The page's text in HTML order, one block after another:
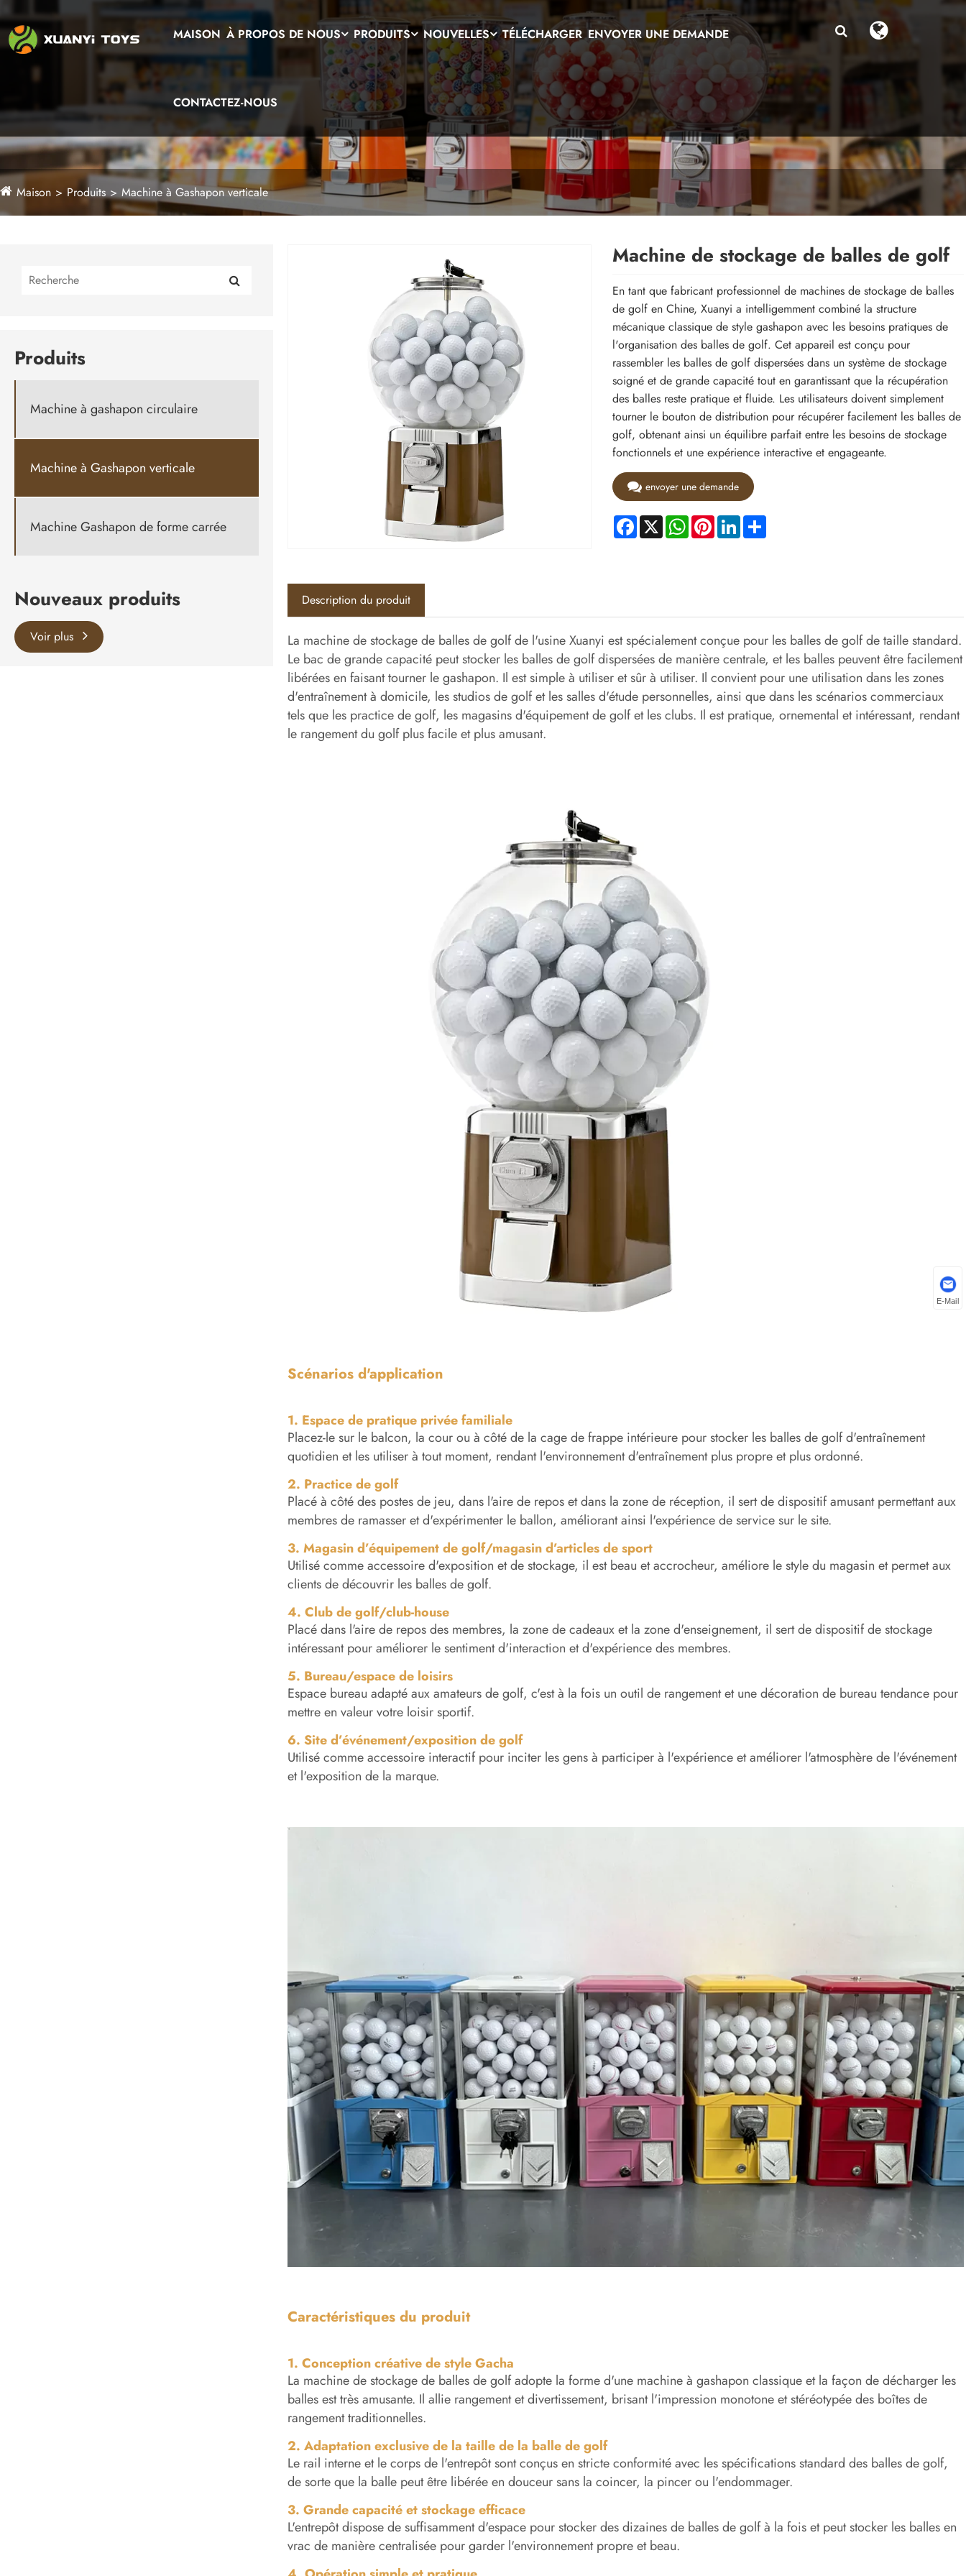
MAISON À PROPOS DE NOUS PRODUITS NOUVELLES TÉLÉCHARGER ENVOYER UNE DEMANDE
CONTACTEZ-NOUS
Maison Produits Machine à Gashapon verticale
Produits
Machine à gashapon circulaire
Machine à Gashapon verticale
Machine Gashapon de forme carrée
Nouveaux produits
Voir plus
Machine de stockage de balles de golf
En tant que fabricant professionnel de machines de stockage de balles
de golf en Chine, Xuanyi a intelligemment combiné la structure
mécanique classique de style gashapon avec les besoins pratiques de
l'organisation des balles de golf. Cet appareil est conçu pour
rassembler les balles de golf dispersées dans un système de stockage
soigné et de grande capacité tout en garantissant que la récupération
des balles reste pratique et fluide. Les utilisateurs doivent simplement
tourner le bouton de distribution pour récupérer facilement les balles de
golf, obtenant ainsi un équilibre parfait entre les besoins de stockage
fonctionnels et une expérience interactive et engageante.
envoyer une demande
Facebook
X WhatsApp
PinterestLinkedInShare
Description du produit
La machine de stockage de balles de golf de l'usine Xuanyi est spécialement conçue pour les balles de golf de taille standard.
Le bac de grande capacité peut stocker les balles de golf dispersées de manière centrale, et les balles peuvent être facilement
libérées en faisant tourner le gashapon. Il est simple à utiliser et sûr à utiliser. Il convient pour une utilisation dans les zones
d'entraînement à domicile, les studios de golf et les salles d'étude personnelles, ainsi que dans les scénarios commerciaux
tels que les practice de golf, les magasins d'équipement de golf et les clubs. Il est pratique, ornemental et intéressant, rendant
le rangement du golf plus facile et plus amusant.
Scénarios d'application
1. Espace de pratique privée familiale
Placez-le sur le balcon, la cour ou à côté de la cage de frappe intérieure pour stocker les balles de golf d'entraînement
quotidien et les utiliser à tout moment, rendant l'environnement d'entraînement plus propre et plus ordonné.
2. Practice de golf
Placé à côté des postes de jeu, dans l'aire de repos et dans la zone de réception, il sert de dispositif amusant permettant aux
membres de ramasser et d'expérimenter le ballon, améliorant ainsi l'expérience de service sur le site.
3. Magasin d’équipement de golf/magasin d’articles de sport
Utilisé comme accessoire d'exposition et de stockage, il est beau et accrocheur, améliore le style du magasin et permet aux
clients de découvrir les balles de golf.
4. Club de golf/club-house
Placé dans l'aire de repos des membres, la zone de cadeaux et la zone d'enseignement, il sert de dispositif de stockage
intéressant pour améliorer le sentiment d'interaction et d'expérience des membres.
5. Bureau/espace de loisirs
Espace bureau adapté aux amateurs de golf, c'est à la fois un outil de rangement et une décoration de bureau tendance pour
mettre en valeur votre loisir sportif.
6. Site d’événement/exposition de golf
Utilisé comme accessoire interactif pour inciter les gens à participer à l'expérience et améliorer l'atmosphère de l'événement
et l'exposition de la marque.
Caractéristiques du produit
1. Conception créative de style Gacha
La machine de stockage de balles de golf adopte la forme d'une machine à gashapon classique et la façon de décharger les
balles est très amusante. Il allie rangement et divertissement, brisant l'impression monotone et stéréotypée des boîtes de
rangement traditionnelles.
2. Adaptation exclusive de la taille de la balle de golf
Le rail interne et le corps de l'entrepôt sont conçus en stricte conformité avec les spécifications standard des balles de golf,
de sorte que la balle peut être libérée en douceur sans la coincer, la pincer ou l'endommager.
3. Grande capacité et stockage efficace
L'entrepôt dispose de suffisamment d'espace pour stocker des dizaines de balles de golf à la fois et peut stocker les balles en
vrac de manière centralisée pour garder l'environnement propre et beau.
E-Mail